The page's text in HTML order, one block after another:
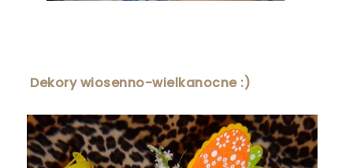
Dekory wiosenno-wielkanocne :)